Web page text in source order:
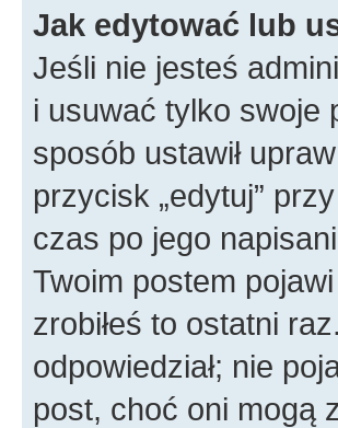
Jak edytować lub
Jeśli nie jesteś
i usuwać tylko swoje
sposób ustawił
przycisk „edytuj”
czas po jego
Twoim postem
zrobiłeś to ostatni
odpowiedział; nie
post, choć oni mogą